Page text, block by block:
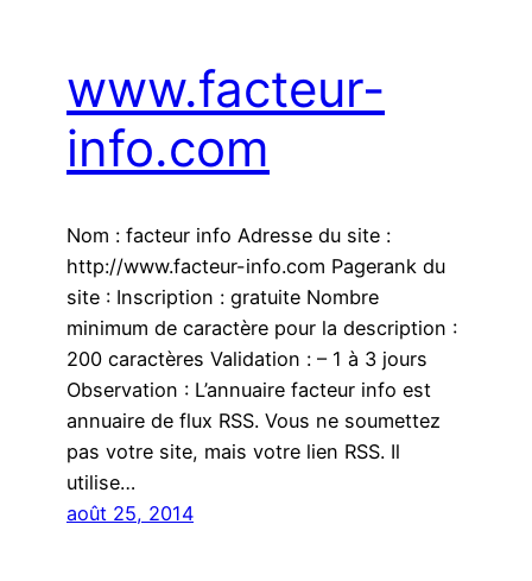
www.facteur-
info.com
Nom : facteur info Adresse du site :
http://www.facteur-info.com Pagerank du
site : Inscription : gratuite Nombre
minimum de caractère pour la description :
200 caractères Validation : – 1 à 3 jours
Observation : L’annuaire facteur info est
annuaire de flux RSS. Vous ne soumettez
pas votre site, mais votre lien RSS. Il
utilise…
août 25, 2014